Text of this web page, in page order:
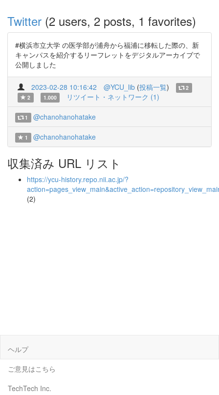
Twitter (2 users, 2 posts, 1 favorites)
#横浜市立大学 の医学部が浦舟から福浦に移転した際の、新
キャンパスを紹介するリーフレットをデジタルアーカイブで
公開しました
2023-02-28 10:16:42 @YCU_lib (投稿一覧)
2
2
1.000 リツイート・ネットワーク (1)
1 @chanohanohatake
1 @chanohanohatake
収集済み URL リスト
https://ycu-history.repo.nii.ac.jp/?
(2)
ヘルプ
ご意見はこちら
TechTech Inc.